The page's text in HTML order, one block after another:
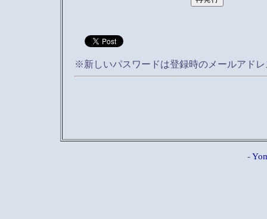
※新しいパスワードは登録時のメールアド
-